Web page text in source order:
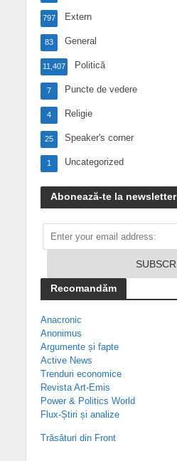
Extern
797
General
83
Politică
11,407
Puncte de vedere
7
Religie
4
Speaker's corner
25
Uncategorized
1
Abonează-te la newsletter
Recomandăm
Anacronic
Anonimus
Argumente și fapte
Active News
Trenduri economice
Revista Art-Emis
Power & Politics World
Flux-Știri și analize
Trăsături din Front